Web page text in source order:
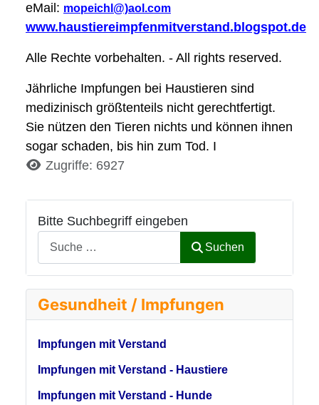
Bitte Suchbegriff eingeben
Suchen
Gesundheit / Impfungen
Impfungen mit Verstand
Impfungen mit Verstand - Haustiere
Impfungen mit Verstand - Hunde
eMail: mopeichl@)aol.com
www.haustiereimpfenmitverstand.blogspot.de
Alle Rechte vorbehalten. - All rights reserved.
Jährliche Impfungen bei Haustieren sind
medizinisch größtenteils nicht gerechtfertigt.
Sie nützen den Tieren nichts und können ihnen
sogar schaden, bis hin zum Tod. I
DetailsZugriffe: 6927